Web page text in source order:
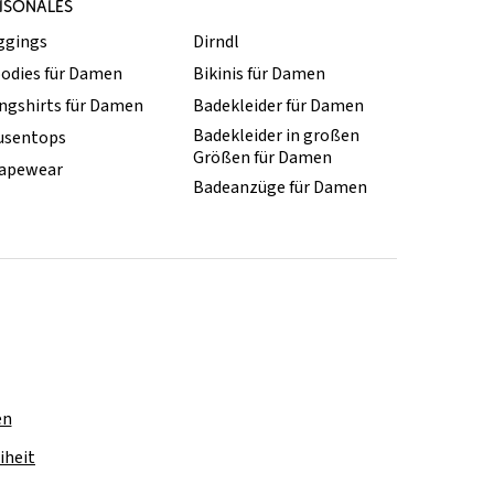
für Damen
für Damen
Dirndl
Bikinis für Damen
Badekleider für Damen
Badekleider in großen
Größen für Damen
Badeanzüge für Damen